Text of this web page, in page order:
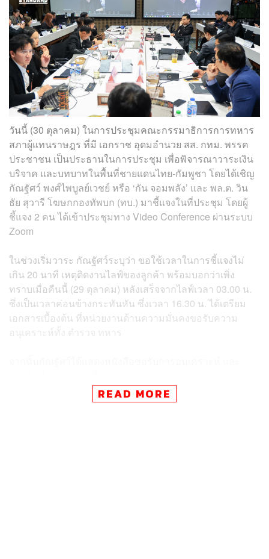
วันนี้ (30 ตุลาคม) ในการประชุมคณะกรรมาธิการการทหาร
สภาผู้แทนราษฎร ที่มี เอกราช อุดมอำนวย สส. กทม. พรรค
ประชาชน เป็นประธานในการประชุม เพื่อพิจารณาวาระเงิน
บริจาค และบทบาทในพื้นที่ชายแดนไทย-กัมพูชา โดยได้เชิญ
กัณฐัศว์ พงศ์ไพบูลย์เวชย์ หรือ ‘กัน จอมพลัง’ และ พล.ต. วิน
ธัย สุวารี โฆษกกองทัพบก (ทบ.) มาชี้แจงในที่ประชุม โดยผู้
ชี้แจง 2 คน ได้เข้าประชุมทาง Video Conference ผ่านระบบ
Zoom
ในช่วงเริ่มวาระ กัณฐัศว์ระบุว่า ขอใช้เวลาในการชี้แจงไม่
เกิน 20 นาที เหตุติดงานไลฟ์ของลูกค้า พร้อมบอกว่าเพิ่ง
ทราบเมื่อคืนนี้ (29 ตุลาคม) หลังเสร็จจากไลฟ์เวลา 03.00 น.
ซึ่งเป็นเวลาค่อนข้างกระทันหัน ซึ่งเวลา 16.30 น. ได้เตรียม
เอกสารเบื้องต้น ที่หน่วยงานด้านความมั่นคงขอรับความ
อนุเคราะห์ทั้ง ตำรวจ ทหาร
เกราะแข็งป้องกันกระสุน ระดับ 4 โดยผู้ที่ดำเนินการคือบริษัท
เอกชน และหน่วยที่ขอความอนุเคราะห์ มูลนิธิ กันจอมพลัง
READ MORE